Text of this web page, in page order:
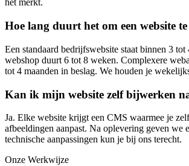
het merkt.
Hoe lang duurt het om een website
Een standaard bedrijfswebsite staat binnen 3
webshop duurt 6 tot 8 weken. Complexere
tot 4 maanden in beslag. We houden je
Kan ik mijn website zelf bijwerken
Ja. Elke website krijgt een CMS waarmee je
afbeeldingen aanpast. Na oplevering geven we
technische aanpassingen kun je bij ons terecht.
Onze Werkwijze